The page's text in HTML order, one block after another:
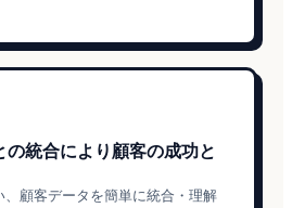
の統合により顧客の成功と
、顧客データを簡単に統合・理解